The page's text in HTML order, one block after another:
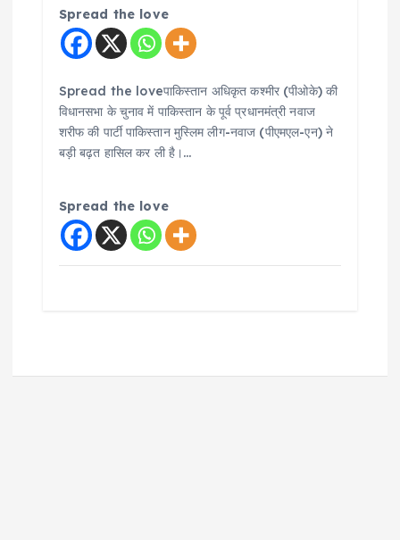
Spread the love
Spread the loveपाकिस्तान अधिकृत कश्मीर (पीओके) की
विधानसभा के चुनाव में पाकिस्तान के पूर्व प्रधानमंत्री नवाज
शरीफ की पार्टी पाकिस्तान मुस्लिम लीग-नवाज (पीएमएल-एन) ने
बड़ी बढ़त हासिल कर ली है।…
Spread the love